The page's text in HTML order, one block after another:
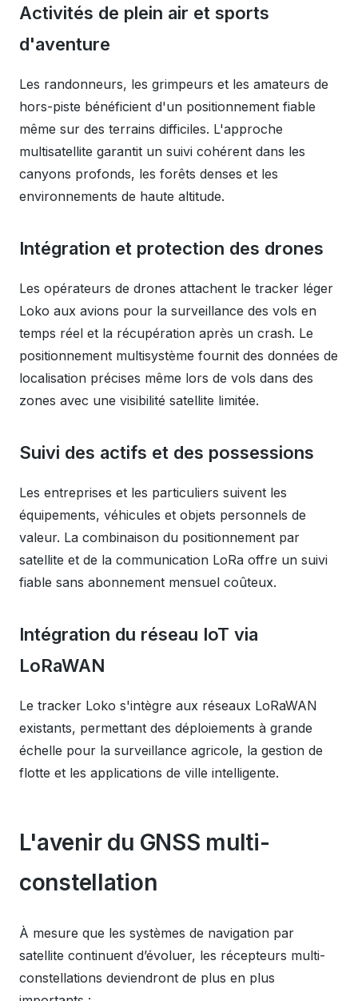
Activités de plein air et sports
d'aventure
Les randonneurs, les grimpeurs et les amateurs de
hors-piste bénéficient d'un positionnement fiable
même sur des terrains difficiles. L'approche
multisatellite garantit un suivi cohérent dans les
canyons profonds, les forêts denses et les
environnements de haute altitude.
Intégration et protection des drones
Les opérateurs de drones attachent le tracker léger
Loko aux avions pour la surveillance des vols en
temps réel et la récupération après un crash. Le
positionnement multisystème fournit des données de
localisation précises même lors de vols dans des
zones avec une visibilité satellite limitée.
Suivi des actifs et des possessions
Les entreprises et les particuliers suivent les
équipements, véhicules et objets personnels de
valeur. La combinaison du positionnement par
satellite et de la communication LoRa offre un suivi
fiable sans abonnement mensuel coûteux.
Intégration du réseau IoT via
LoRaWAN
Le tracker Loko s'intègre aux réseaux LoRaWAN
existants, permettant des déploiements à grande
échelle pour la surveillance agricole, la gestion de
flotte et les applications de ville intelligente.
L'avenir du GNSS multi-
constellation
À mesure que les systèmes de navigation par
satellite continuent d’évoluer, les récepteurs multi-
constellations deviendront de plus en plus